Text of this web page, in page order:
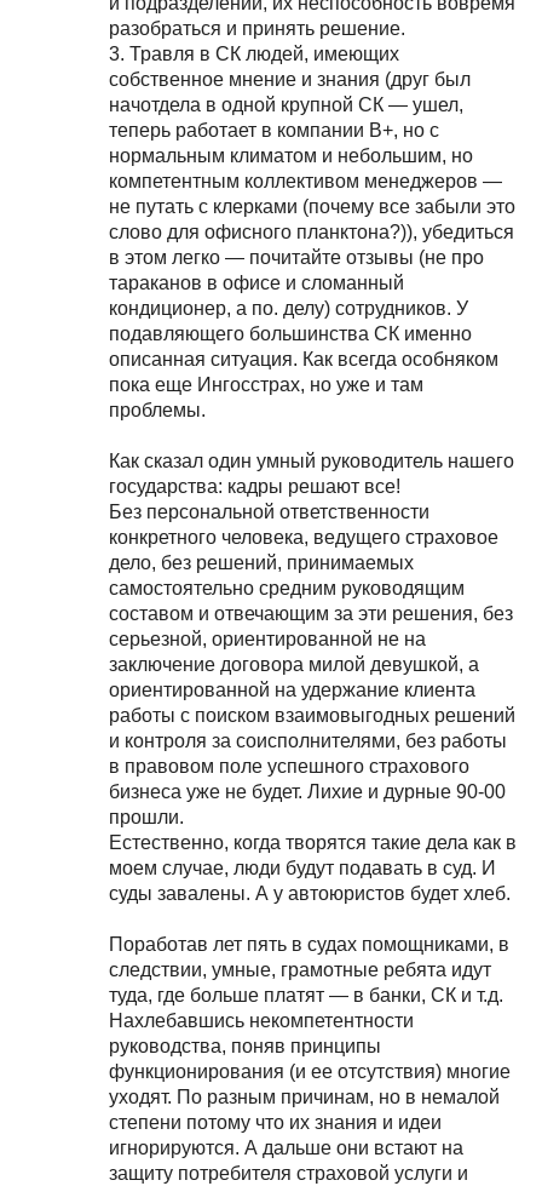
разобраться и принять решение.
3. Травля в СК людей, имеющих
собственное мнение и знания (друг был
начотдела в одной крупной СК — ушел,
теперь работает в компании В+, но с
нормальным климатом и небольшим, но
компетентным коллективом менеджеров —
не путать с клерками (почему все забыли это
слово для офисного планктона?)), убедиться
в этом легко — почитайте отзывы (не про
тараканов в офисе и сломанный
кондиционер, а по. делу) сотрудников. У
подавляющего большинства СК именно
описанная ситуация. Как всегда особняком
пока еще Ингосстрах, но уже и там
проблемы.
Как сказал один умный руководитель нашего
государства: кадры решают все!
Без персональной ответственности
конкретного человека, ведущего страховое
дело, без решений, принимаемых
самостоятельно средним руководящим
составом и отвечающим за эти решения, без
серьезной, ориентированной не на
заключение договора милой девушкой, а
ориентированной на удержание клиента
работы с поиском взаимовыгодных решений
и контроля за соисполнителями, без работы
в правовом поле успешного страхового
бизнеса уже не будет. Лихие и дурные 90-00
прошли.
Естественно, когда творятся такие дела как в
моем случае, люди будут подавать в суд. И
суды завалены. А у автоюристов будет хлеб.
Поработав лет пять в судах помощниками, в
следствии, умные, грамотные ребята идут
туда, где больше платят — в банки, СК и т.д.
Нахлебавшись некомпетентности
руководства, поняв принципы
функционирования (и ее отсутствия) многие
уходят. По разным причинам, но в немалой
степени потому что их знания и идеи
игнорируются. А дальше они встают на
защиту потребителя страховой услуги и